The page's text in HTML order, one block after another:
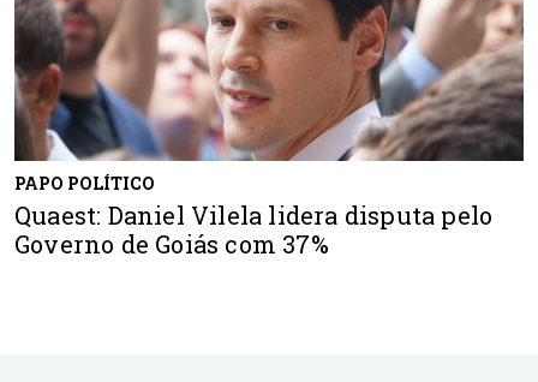
PAPO POLÍTICO
Quaest: Daniel Vilela lidera disputa pelo
Governo de Goiás com 37%